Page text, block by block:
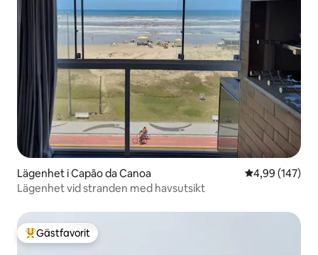
Lägenhet i Capão da Canoa 4,99 av 5 i
4,99 (147)
Lägenhet vid stranden med havsutsikt
Populär gästfavorit
Gästfavorit